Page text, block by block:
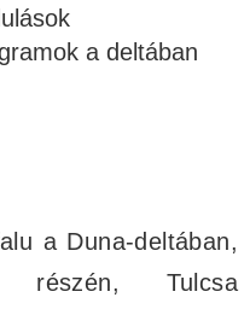
a deltában
a Duna-deltában,
részén, Tulcsa